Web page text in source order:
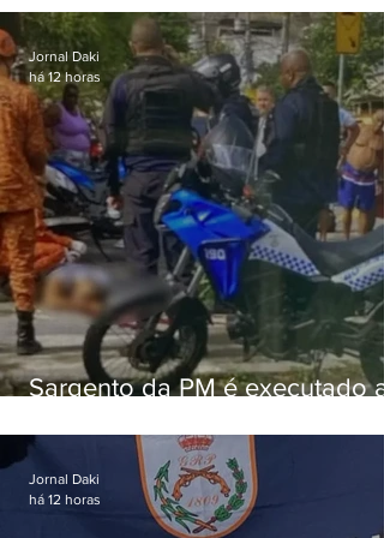
Sargento da PM é executado a
em Vaz Lobo
Jornal Daki
há 12 horas
Jornal Daki
há 12 horas